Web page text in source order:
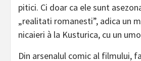
pitici. Ci doar ca ele sunt
„realitati romanesti”, adica un
nicaieri à la Kusturica, cu un
Din arsenalul comic al filmului,